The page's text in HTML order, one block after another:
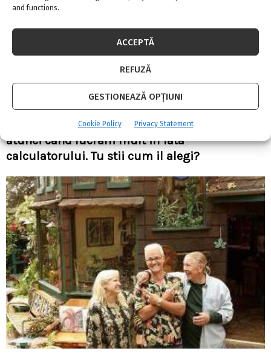
and functions.
ACCEPTĂ
REFUZĂ
GESTIONEAZĂ OPȚIUNI
Cookie Policy Privacy Statement
Un scaun de birou de calitate este esential
atunci cand lucram mult in fata
calculatorului. Tu stii cum il alegi?